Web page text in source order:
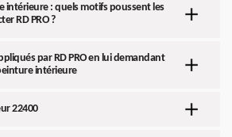
intérieure : quels motifs poussent les
RD PRO ?
par RD PRO en lui demandant
intérieure
22400